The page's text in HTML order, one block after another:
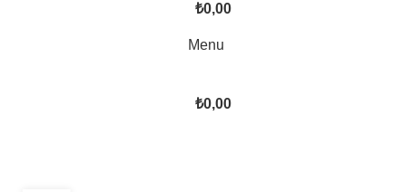
₺0,00
Menu
₺0,00